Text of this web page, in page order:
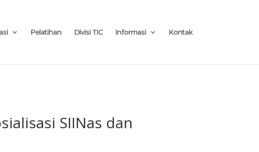
Pelatihan Divisi TIC Informasi Kontak
SIINas dan